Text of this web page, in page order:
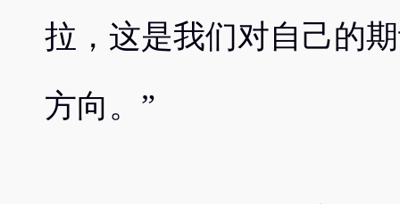
拉，这是我们对自己的
方向。”